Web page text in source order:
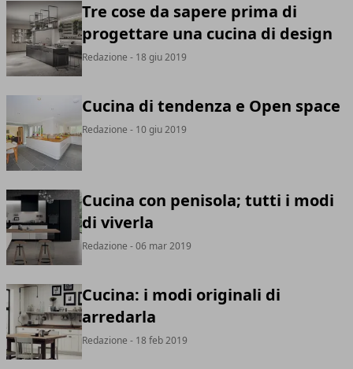
Tre cose da sapere prima di
progettare una cucina di design
Redazione - 18 giu 2019
Cucina di tendenza e Open space
Redazione - 10 giu 2019
Cucina con penisola; tutti i modi
di viverla
Redazione - 06 mar 2019
Cucina: i modi originali di
arredarla
Redazione - 18 feb 2019